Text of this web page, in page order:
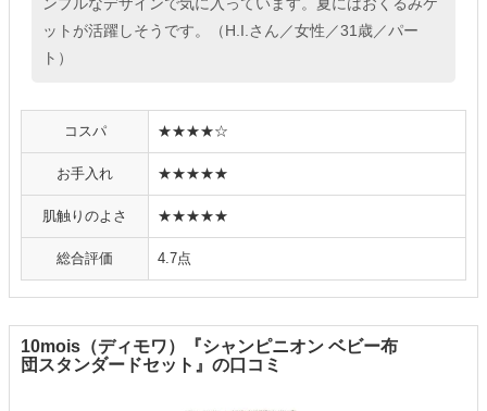
ットが活躍しそうです。（H.I.さん／女性／31歳／パー
ト）
コスパ ★★★★☆
お手入れ ★★★★★
肌触りのよさ ★★★★★
総合評価 4.7点
10mois（ディモワ）『シャンピニオン ベビー布
団スタンダードセット』の口コミ